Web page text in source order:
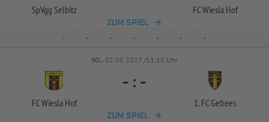
SpVgg Selbitz FC Wiesla Hof
ZUM SPIEL
- - - - - - -
SO.. 02.05.2027 /13:15 Uhr
FC Wiesla Hof
- : -
1. FC Gefrees
ZUM SPIEL